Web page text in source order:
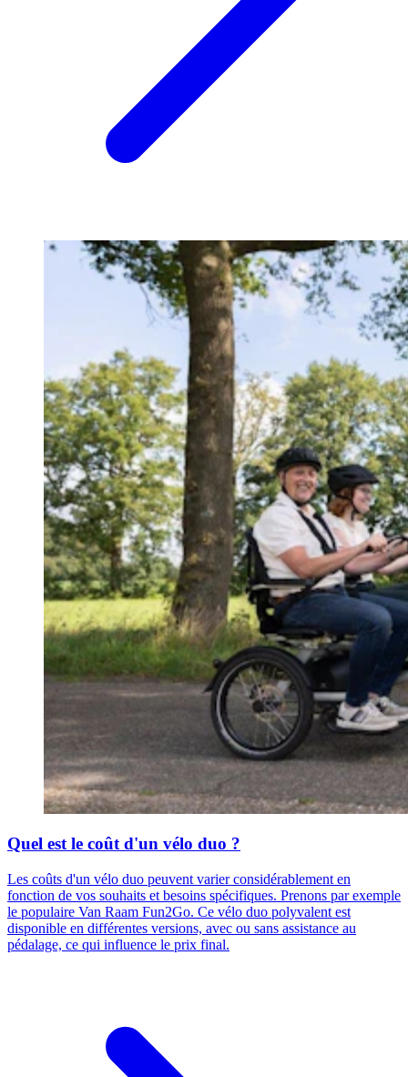
Quel est le coût d'un vélo duo ?
Les coûts d'un vélo duo peuvent varier considérablement en
fonction de vos souhaits et besoins spécifiques. Prenons par exemple
le populaire Van Raam Fun2Go. Ce vélo duo polyvalent est
disponible en différentes versions, avec ou sans assistance au
pédalage, ce qui influence le prix final.